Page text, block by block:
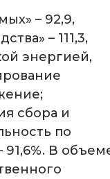
– 92,9,
– 111,3,
энергией,
сбора и
по
91,6%. В